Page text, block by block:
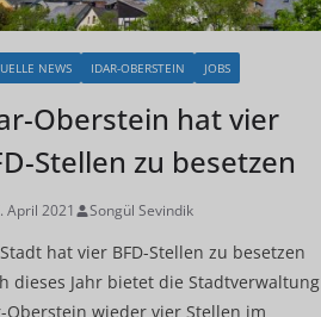
NEWS IDAR-OBERSTEIN JOBS
Oberstein hat vier
Stellen zu besetzen
April 2021 Songül Sevindik
hat vier BFD-Stellen zu besetzen
dieses Jahr bietet die Stadtverwaltung
Oberstein wieder vier Stellen im